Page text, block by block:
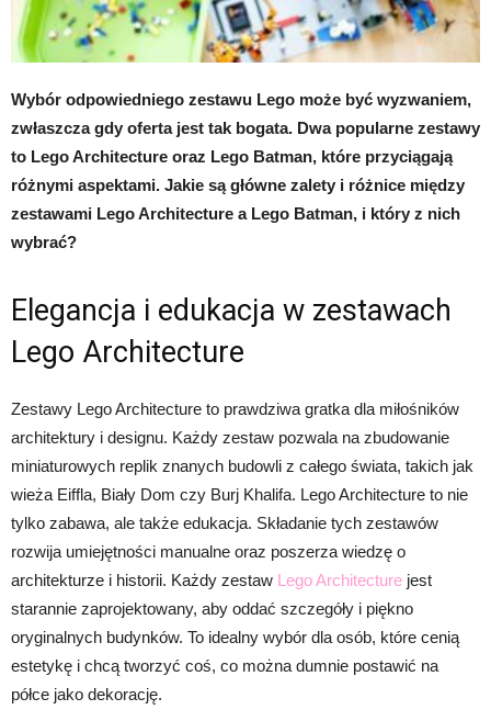
Wybór odpowiedniego zestawu Lego może być wyzwaniem,
zwłaszcza gdy oferta jest tak bogata. Dwa popularne zestawy
to Lego Architecture oraz Lego Batman, które przyciągają
różnymi aspektami. Jakie są główne zalety i różnice między
zestawami Lego Architecture a Lego Batman, i który z nich
wybrać?
Elegancja i edukacja w zestawach
Lego Architecture
Zestawy Lego Architecture to prawdziwa gratka dla miłośników
architektury i designu. Każdy zestaw pozwala na zbudowanie
miniaturowych replik znanych budowli z całego świata, takich jak
wieża Eiffla, Biały Dom czy Burj Khalifa. Lego Architecture to nie
tylko zabawa, ale także edukacja. Składanie tych zestawów
rozwija umiejętności manualne oraz poszerza wiedzę o
architekturze i historii. Każdy zestaw Lego Architecture jest
starannie zaprojektowany, aby oddać szczegóły i piękno
oryginalnych budynków. To idealny wybór dla osób, które cenią
estetykę i chcą tworzyć coś, co można dumnie postawić na
półce jako dekorację.